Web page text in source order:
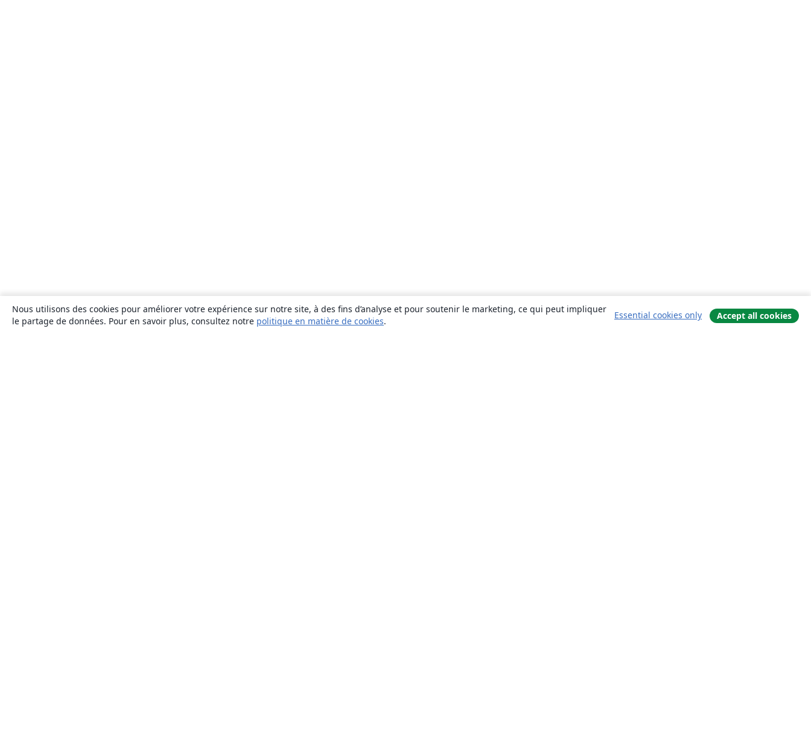
Nous utilisons des cookies pour améliorer votre expérience sur notre site, à des fins d’analyse et pour soutenir le marketing, ce qui peut impliquer
le partage de données. Pour en savoir plus, consultez notre politique en matière de cookies.
Essential cookies only Accept all cookies